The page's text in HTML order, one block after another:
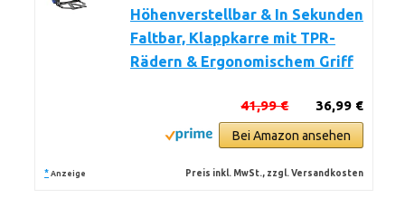
Höhenverstellbar & In Sekunden
Faltbar, Klappkarre mit TPR-
Rädern & Ergonomischem Griff
36,99 €
41,99 €
Bei Amazon ansehen
* Anzeige Preis inkl. MwSt., zzgl. Versandkosten